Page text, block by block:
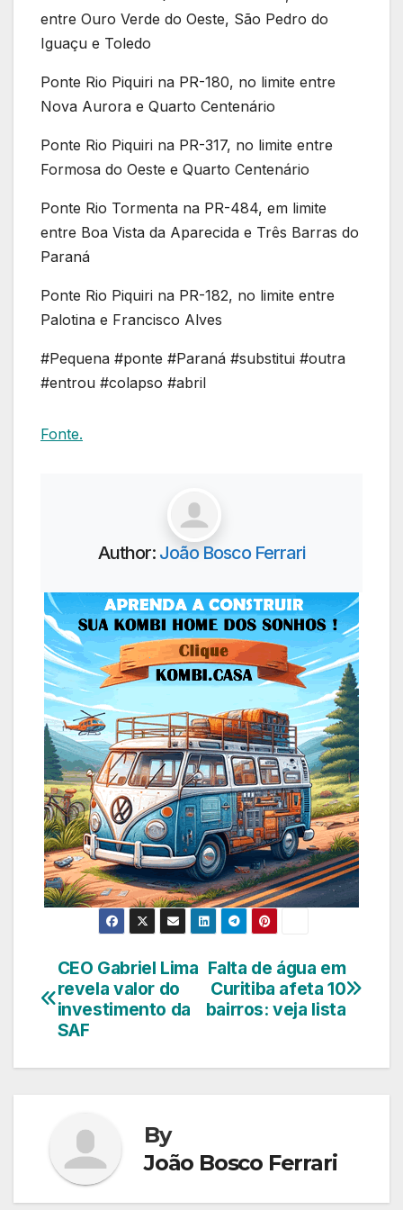
entre Ouro Verde do Oeste, São Pedro do
Iguaçu e Toledo
Ponte Rio Piquiri na PR-180, no limite entre
Nova Aurora e Quarto Centenário
Ponte Rio Piquiri na PR-317, no limite entre
Formosa do Oeste e Quarto Centenário
Ponte Rio Tormenta na PR-484, em limite
entre Boa Vista da Aparecida e Três Barras do
Paraná
Ponte Rio Piquiri na PR-182, no limite entre
Palotina e Francisco Alves
#Pequena #ponte #Paraná #substitui #outra
#entrou #colapso #abril
Fonte.
Author: João Bosco Ferrari
Navegação
de
Falta de água em
Curitiba afeta 10
bairros: veja lista
CEO Gabriel Lima
revela valor do
investimento da
SAF
By
João Bosco Ferrari